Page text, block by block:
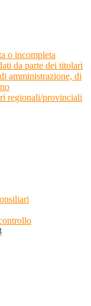
o incompleta
da parte dei titolari
amministrazione, di
regionali/provinciali